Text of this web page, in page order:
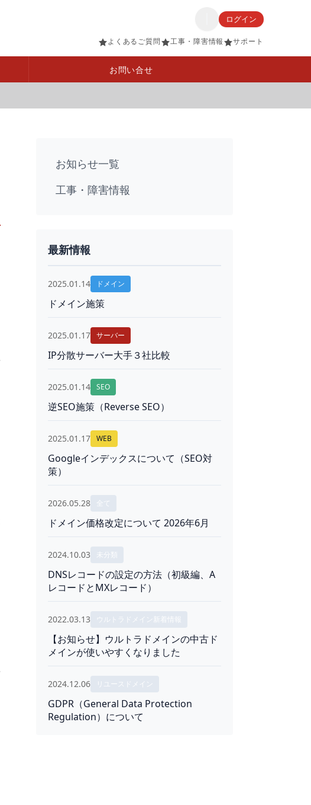
ログイン
よくあるご質問 工事・障害情報 サポート
お問い合せ
お知らせ一覧
工事・障害情報
最新情報
2025.01.14 ドメイン
ドメイン施策
2025.01.17 サーバー
IP分散サーバー大手３社比較
2025.01.14 SEO
逆SEO施策（Reverse SEO）
2025.01.17 WEB
Googleインデックスについて（SEO対
策）
2026.05.28 全て
ドメイン価格改定について 2026年6月
2024.10.03 未分類
DNSレコードの設定の方法（初級編、A
レコードとMXレコード）
2022.03.13 ウルトラドメイン新着情報
【お知らせ】ウルトラドメインの中古ド
メインが使いやすくなりました
2024.12.06 リユースドメイン
GDPR（General Data Protection
Regulation）について